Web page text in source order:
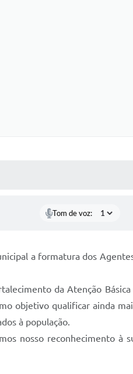
Tom de voz:
a formatura dos
da Atenção
objetivo qualificar ainda
à população.
nosso reconhecimento à